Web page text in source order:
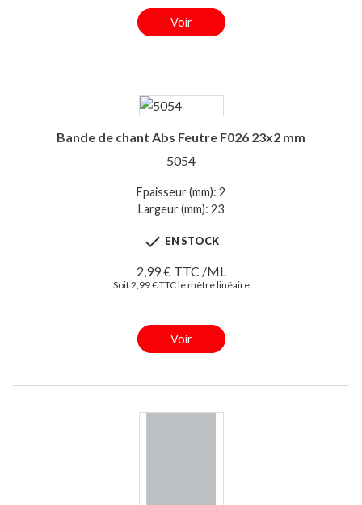
Voir
Bande de chant Abs Feutre F026 23x2 mm
5054
Epaisseur (mm): 2
Largeur (mm): 23
 EN STOCK
2,99 € TTC /ML
Soit 2,99 € TTC le mètre linéaire
Voir